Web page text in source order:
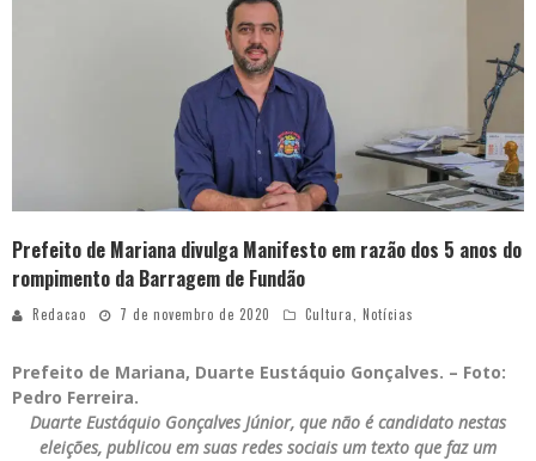
Prefeito de Mariana divulga Manifesto em razão dos 5 anos do
rompimento da Barragem de Fundão
Redacao 7 de novembro de 2020 Cultura, Notícias
Prefeito de Mariana, Duarte Eustáquio Gonçalves. – Foto:
Pedro Ferreira.
Duarte Eustáquio Gonçalves Júnior, que não é candidato nestas
eleições, publicou em suas redes sociais um texto que faz um